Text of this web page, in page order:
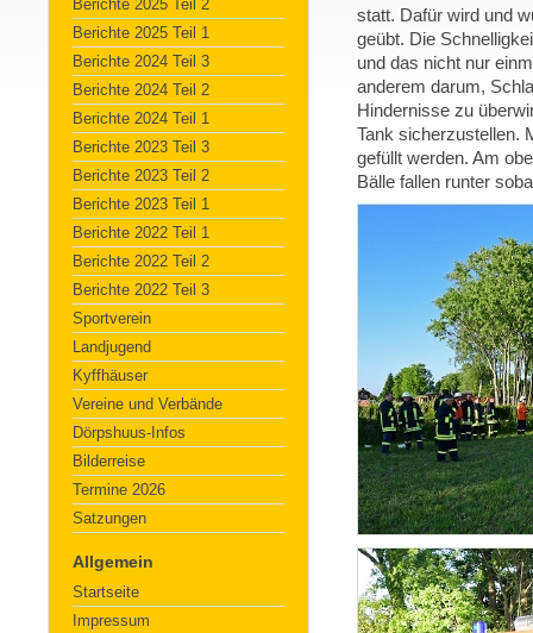
Berichte 2025 Teil 2
Berichte 2025 Teil 1
Berichte 2024 Teil 3
Berichte 2024 Teil 2
Berichte 2024 Teil 1
Berichte 2023 Teil 3
Berichte 2023 Teil 2
Berichte 2023 Teil 1
Berichte 2022 Teil 1
Berichte 2022 Teil 2
Berichte 2022 Teil 3
Sportverein
Landjugend
Kyffhäuser
Vereine und Verbände
Dörpshuus-Infos
Bilderreise
Termine 2026
Satzungen
Allgemein
Startseite
Impressum
statt. Dafür wird und
geübt. Die
und das nicht nur
anderem darum,
Hindernisse zu
Tank sicherzustellen.
gefüllt werden. Am
Bälle fallen runter